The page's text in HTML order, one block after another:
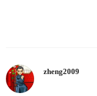
zheng2009